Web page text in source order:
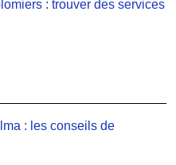
: trouver des services
: les conseils de